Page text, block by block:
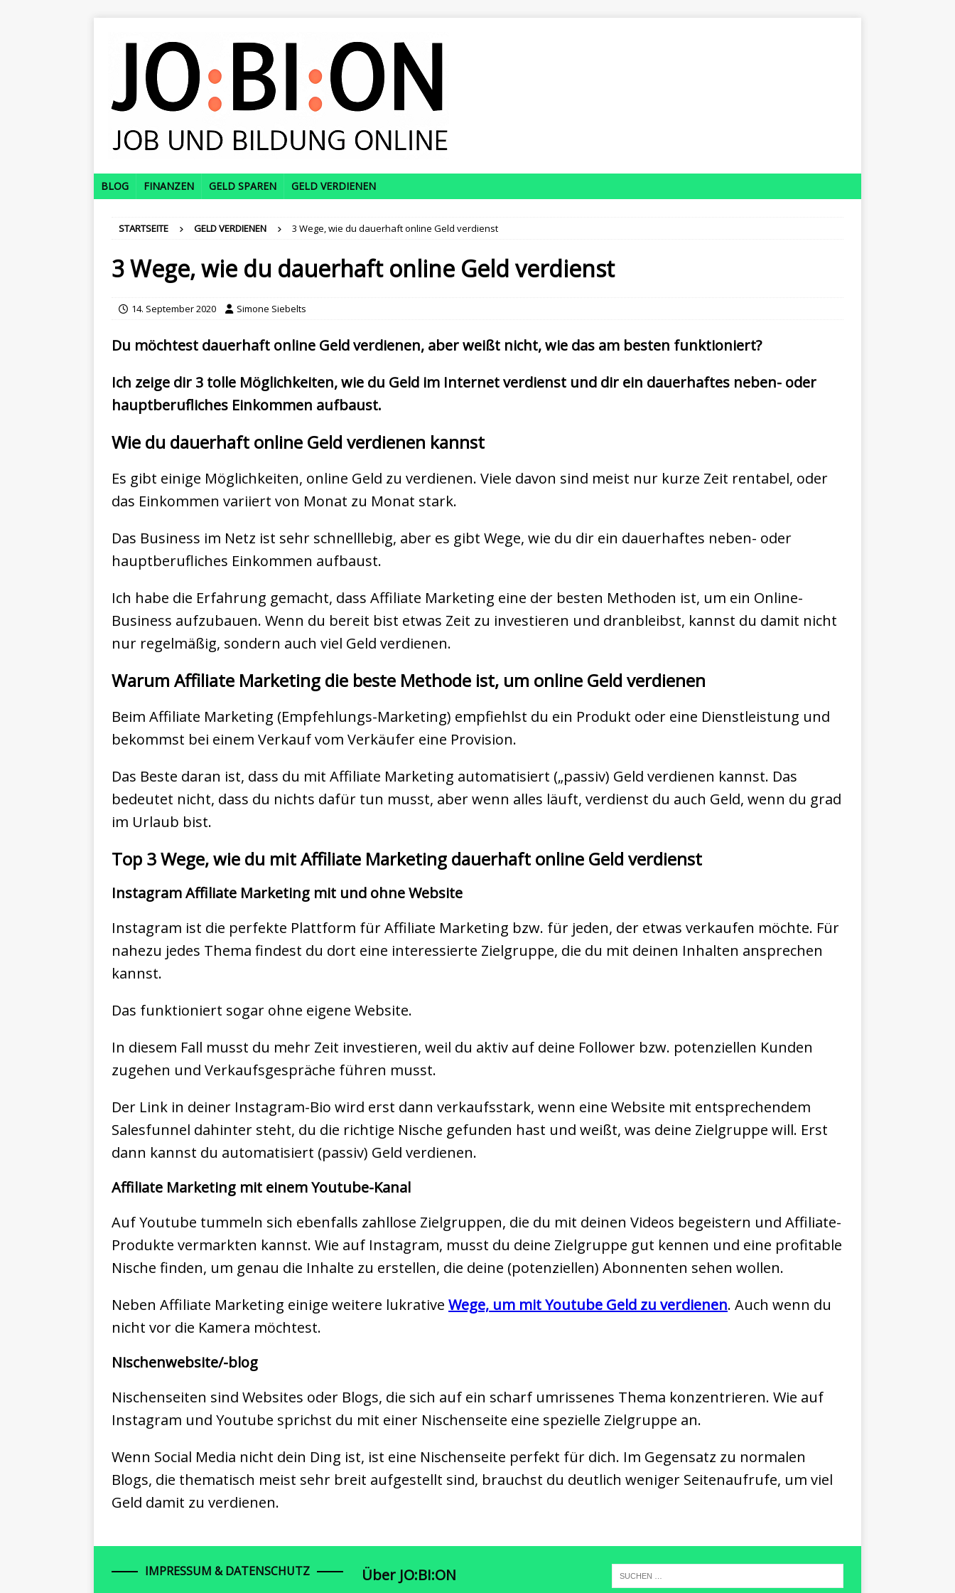
BLOG FINANZEN GELD SPAREN GELD VERDIENEN
STARTSEITE GELD VERDIENEN 3 Wege, wie du dauerhaft online Geld verdienst
3 Wege, wie du dauerhaft online Geld verdienst
14. September 2020 Simone Siebelts
Du möchtest dauerhaft online Geld verdienen, aber weißt nicht, wie das am besten funktioniert?
Ich zeige dir 3 tolle Möglichkeiten, wie du Geld im Internet verdienst und dir ein dauerhaftes neben- oder
hauptberufliches Einkommen aufbaust.
Wie du dauerhaft online Geld verdienen kannst
Es gibt einige Möglichkeiten, online Geld zu verdienen. Viele davon sind meist nur kurze Zeit rentabel, oder
das Einkommen variiert von Monat zu Monat stark.
Das Business im Netz ist sehr schnelllebig, aber es gibt Wege, wie du dir ein dauerhaftes neben- oder
hauptberufliches Einkommen aufbaust.
Ich habe die Erfahrung gemacht, dass Affiliate Marketing eine der besten Methoden ist, um ein Online-
Business aufzubauen. Wenn du bereit bist etwas Zeit zu investieren und dranbleibst, kannst du damit nicht
nur regelmäßig, sondern auch viel Geld verdienen.
Warum Affiliate Marketing die beste Methode ist, um online Geld verdienen
Beim Affiliate Marketing (Empfehlungs-Marketing) empfiehlst du ein Produkt oder eine Dienstleistung und
bekommst bei einem Verkauf vom Verkäufer eine Provision.
Das Beste daran ist, dass du mit Affiliate Marketing automatisiert („passiv) Geld verdienen kannst. Das
bedeutet nicht, dass du nichts dafür tun musst, aber wenn alles läuft, verdienst du auch Geld, wenn du grad
im Urlaub bist.
Top 3 Wege, wie du mit Affiliate Marketing dauerhaft online Geld verdienst
Instagram Affiliate Marketing mit und ohne Website
Instagram ist die perfekte Plattform für Affiliate Marketing bzw. für jeden, der etwas verkaufen möchte. Für
nahezu jedes Thema findest du dort eine interessierte Zielgruppe, die du mit deinen Inhalten ansprechen
kannst.
Das funktioniert sogar ohne eigene Website.
In diesem Fall musst du mehr Zeit investieren, weil du aktiv auf deine Follower bzw. potenziellen Kunden
zugehen und Verkaufsgespräche führen musst.
Der Link in deiner Instagram-Bio wird erst dann verkaufsstark, wenn eine Website mit entsprechendem
Salesfunnel dahinter steht, du die richtige Nische gefunden hast und weißt, was deine Zielgruppe will. Erst
dann kannst du automatisiert (passiv) Geld verdienen.
Affiliate Marketing mit einem Youtube-Kanal
Auf Youtube tummeln sich ebenfalls zahllose Zielgruppen, die du mit deinen Videos begeistern und Affiliate-
Produkte vermarkten kannst. Wie auf Instagram, musst du deine Zielgruppe gut kennen und eine profitable
Nische finden, um genau die Inhalte zu erstellen, die deine (potenziellen) Abonnenten sehen wollen.
Neben Affiliate Marketing einige weitere lukrative Wege, um mit Youtube Geld zu verdienen. Auch wenn du
nicht vor die Kamera möchtest.
Nischenwebsite/-blog
Nischenseiten sind Websites oder Blogs, die sich auf ein scharf umrissenes Thema konzentrieren. Wie auf
Instagram und Youtube sprichst du mit einer Nischenseite eine spezielle Zielgruppe an.
Wenn Social Media nicht dein Ding ist, ist eine Nischenseite perfekt für dich. Im Gegensatz zu normalen
Blogs, die thematisch meist sehr breit aufgestellt sind, brauchst du deutlich weniger Seitenaufrufe, um viel
Geld damit zu verdienen.
IMPRESSUM & DATENSCHUTZ Über JO:BI:ON